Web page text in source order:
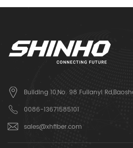
Building 10,No. 98 Fulianyi
0086-13671585101
sales@xhfiber.com